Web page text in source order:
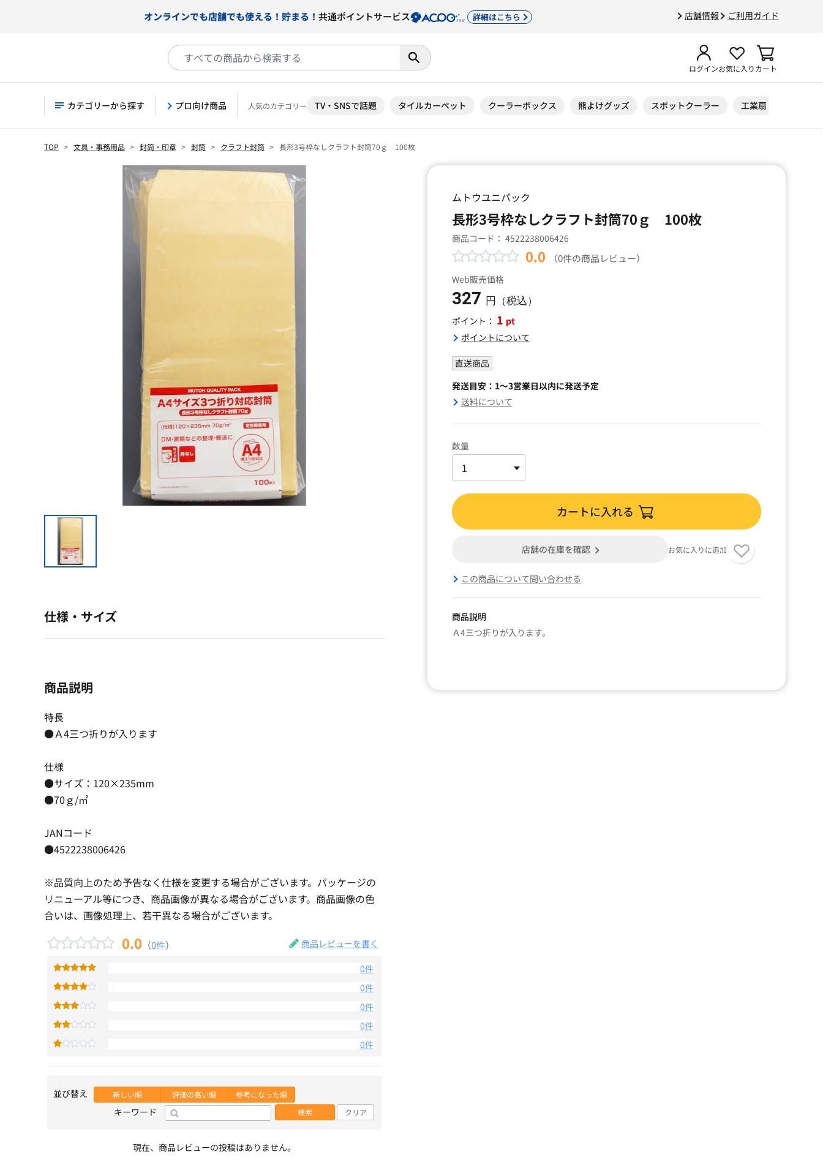
店舗情報 ご利用ガイド
オンラインでも店舗でも使える！貯まる！ 共通ポイントサービス 詳細はこちら
ログインお気に入りカート
カテゴリーから探す プロ向け商品 人気のカテゴリー TV・SNSで話題 タイルカーペット クーラーボックス 熊よけグッズ スポットクーラー 工業扇
TOP 文具・事務用品 封筒・印章 封筒 クラフト封筒 長形3号枠なしクラフト封筒70ｇ 100枚
ムトウユニパック
長形3号枠なしクラフト封筒70ｇ 100枚
商品コード： 4522238006426
0.0 （0件の商品レビュー）
Web販売価格
327 円（税込）
ポイント： 1 pt
ポイントについて
直送商品
発送目安：1～3営業日以内に発送予定
送料について
数量
カートに入れる
店舗の在庫を確認 お気に入りに追加
この商品について問い合わせる
商品説明
Ａ4三つ折りが入ります。
仕様・サイズ
商品説明
特長
●Ａ4三つ折りが入ります
仕様
●サイズ：120×235mm
●70ｇ/㎡
JANコード
●4522238006426
※品質向上のため予告なく仕様を変更する場合がございます。パッケージの
リニューアル等につき、商品画像が異なる場合がございます。商品画像の色
合いは、画像処理上、若干異なる場合がございます。
0.0 （0件） 商品レビューを書く
0件
0件
0件
0件
0件
並び替え 新しい順 評価の高い順 参考になった順
キーワード 検索 クリア
現在、商品レビューの投稿はありません。